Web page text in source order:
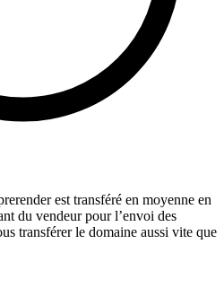
est transféré en moyenne en
du vendeur pour l’envoi des
transférer le domaine aussi vite que